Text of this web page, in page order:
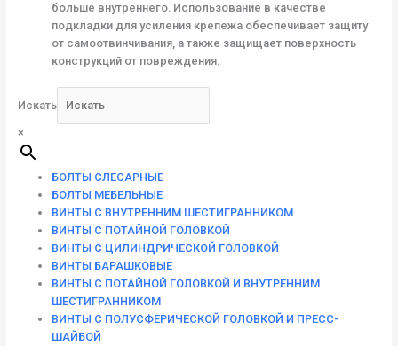
больше внутреннего. Использование в качестве
подкладки для усиления крепежа обеспечивает защиту
от самоотвинчивания, а также защищает поверхность
конструкций от повреждения.
Искать
×
БОЛТЫ СЛЕСАРНЫЕ
БОЛТЫ МЕБЕЛЬНЫЕ
ВИНТЫ С ВНУТРЕННИМ ШЕСТИГРАННИКОМ
ВИНТЫ С ПОТАЙНОЙ ГОЛОВКОЙ
ВИНТЫ С ЦИЛИНДРИЧЕСКОЙ ГОЛОВКОЙ
ВИНТЫ БАРАШКОВЫЕ
ВИНТЫ С ПОТАЙНОЙ ГОЛОВКОЙ И ВНУТРЕННИМ
ШЕСТИГРАННИКОМ
ВИНТЫ С ПОЛУСФЕРИЧЕСКОЙ ГОЛОВКОЙ И ПРЕСС-
ШАЙБОЙ